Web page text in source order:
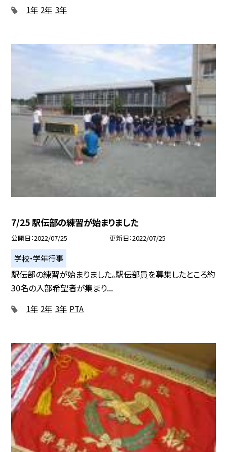
1年 2年 3年
7/25 駅伝部の練習が始まりました
公開日 2022/07/25 更新日 2022/07/25
学校・学年行事
駅伝部の練習が始まりました。駅伝部員を募集したところ約
30名の入部希望者が集まり...
1年 2年 3年 PTA